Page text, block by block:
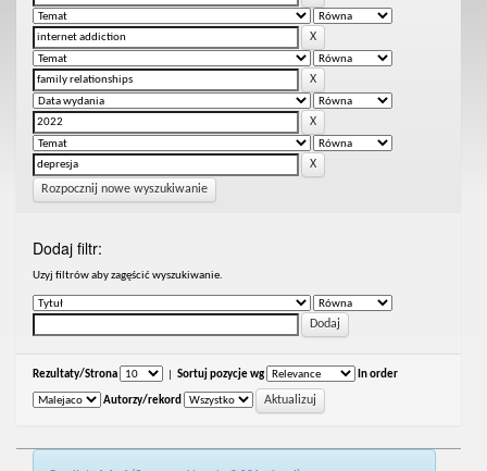
Rozpocznij nowe wyszukiwanie
Dodaj filtr:
Uzyj filtrów aby zagęścić wyszukiwanie.
Rezultaty/Strona Sortuj pozycje wg In order
Autorzy/rekord